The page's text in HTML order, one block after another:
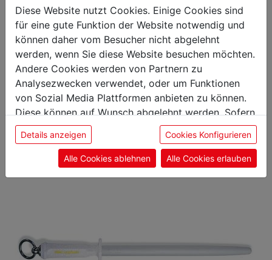
Das könnte Sie auch
interessieren
Diese Website nutzt Cookies. Einige Cookies sind
für eine gute Funktion der Website notwendig und
können daher vom Besucher nicht abgelehnt
werden, wenn Sie diese Website besuchen möchten.
Andere Cookies werden von Partnern zu
Analysezwecken verwendet, oder um Funktionen
von Sozial Media Plattformen anbieten zu können.
Diese können auf Wunsch abgelehnt werden. Sofern
sie unsere Webseite weiter nutzen, geben Sie
Einwilligung zu unseren Cookies.
Details anzeigen Cookies Konfigurieren
Alle Cookies ablehnen Alle Cookies erlauben